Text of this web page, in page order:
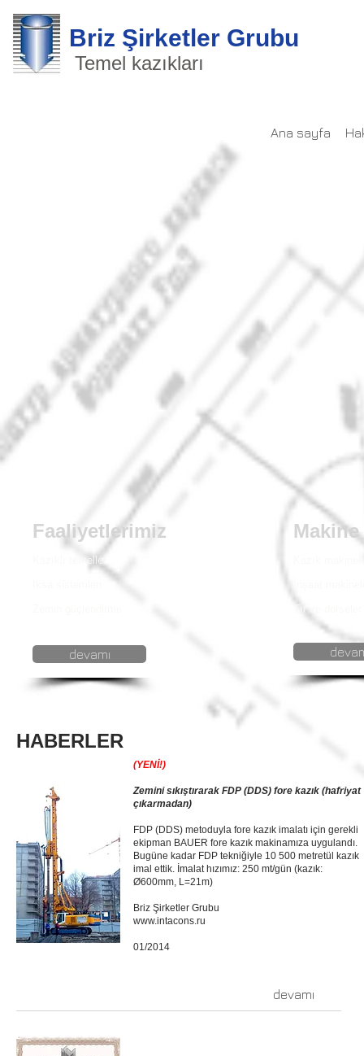
Briz Şirketler Grubu
Temel kazıkları
Ana sayfa
Faaliyetlerimiz
Kazıklı temeller
devamı
Makine
Tır ve dorseler
HABERLER
(YENİ!)
Zemini sıkıştırarak FDP (DDS) fore kazık (hafriyat
çıkarmadan)
FDP (DDS) metoduyla fore kazık imalatı için gerekli
ekipman BAUER fore kazık makinamıza uygulandı.
Bugüne kadar FDP tekniğiyle 10 500 metretül kazık
imal ettik. İmalat hızımız: 250 mt/gün (kazık:
Ø600mm, L=21m)
Briz Şirketler Grubu
www.intacons.ru
01/2014
devamı